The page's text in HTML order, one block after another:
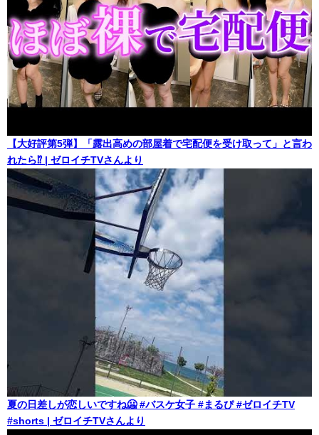
【大好評第5弾】「露出高めの部屋着で宅配便を受け取って」と言わ
れたら⁉ | ゼロイチTVさんより
夏の日差しが恋しいですね🥶 #バスケ女子 #まるぴ #ゼロイチTV
#shorts | ゼロイチTVさんより